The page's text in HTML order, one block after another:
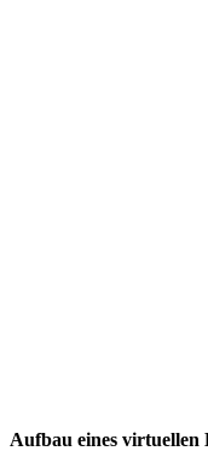
Aufbau eines virtuellen